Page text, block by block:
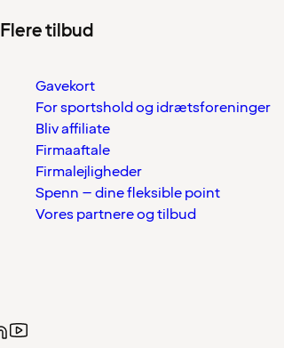
Flere tilbud
Gavekort
For sportshold og idrætsforeninger
Bliv affiliate
Firmaaftale
Firmalejligheder
Spenn – dine fleksible point
Vores partnere og tilbud